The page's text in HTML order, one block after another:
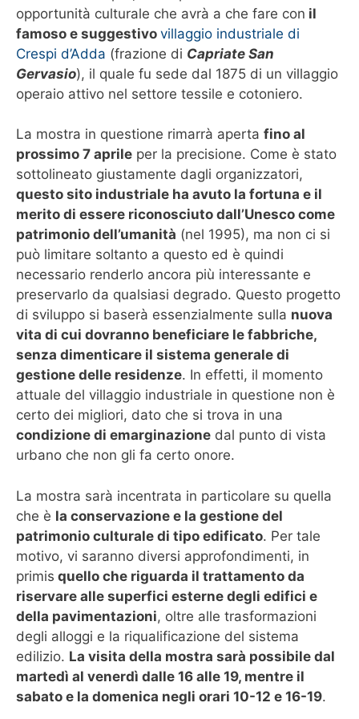
opportunità culturale che avrà a che fare con il
famoso e suggestivo villaggio industriale di
Crespi d’Adda (frazione di Capriate San
Gervasio), il quale fu sede dal 1875 di un villaggio
operaio attivo nel settore tessile e cotoniero.
La mostra in questione rimarrà aperta fino al
prossimo 7 aprile per la precisione. Come è stato
sottolineato giustamente dagli organizzatori,
questo sito industriale ha avuto la fortuna e il
merito di essere riconosciuto dall’Unesco come
patrimonio dell’umanità (nel 1995), ma non ci si
può limitare soltanto a questo ed è quindi
necessario renderlo ancora più interessante e
preservarlo da qualsiasi degrado. Questo progetto
di sviluppo si baserà essenzialmente sulla nuova
vita di cui dovranno beneficiare le fabbriche,
senza dimenticare il sistema generale di
gestione delle residenze. In effetti, il momento
attuale del villaggio industriale in questione non è
certo dei migliori, dato che si trova in una
condizione di emarginazione dal punto di vista
urbano che non gli fa certo onore.
La mostra sarà incentrata in particolare su quella
che è la conservazione e la gestione del
patrimonio culturale di tipo edificato. Per tale
motivo, vi saranno diversi approfondimenti, in
primis quello che riguarda il trattamento da
riservare alle superfici esterne degli edifici e
della pavimentazioni, oltre alle trasformazioni
degli alloggi e la riqualificazione del sistema
edilizio. La visita della mostra sarà possibile dal
martedì al venerdì dalle 16 alle 19, mentre il
sabato e la domenica negli orari 10-12 e 16-19.